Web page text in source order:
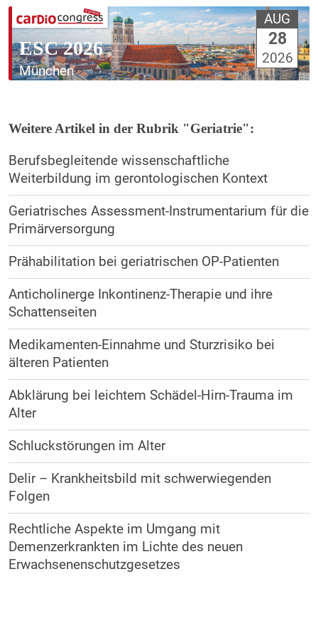
ESC 2026
München
AUG
28
2026
Weitere Artikel in der Rubrik "Geriatrie":
Berufsbegleitende wissenschaftliche
Weiterbildung im gerontologischen Kontext
Geriatrisches Assessment-Instrumentarium für die
Primärversorgung
Prähabilitation bei geriatrischen OP-Patienten
Anticholinerge Inkontinenz-Therapie und ihre
Schattenseiten
Medikamenten-Einnahme und Sturzrisiko bei
älteren Patienten
Abklärung bei leichtem Schädel-Hirn-Trauma im
Alter
Schluckstörungen im Alter
Delir – Krankheitsbild mit schwerwiegenden
Folgen
Rechtliche Aspekte im Umgang mit
Demenzerkrankten im Lichte des neuen
Erwachsenenschutzgesetzes